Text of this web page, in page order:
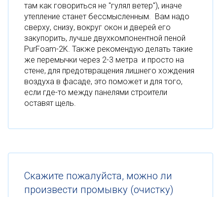
там как говориться не "гулял ветер"), иначе
утепление станет бессмысленным. Вам надо
сверху, снизу, вокруг окон и дверей его
закупорить, лучше двухкомпонентной пеной
PurFoam-2K. Также рекомендую делать такие
же перемычки через 2-3 метра и просто на
стене, для предотвращения лишнего хождения
воздуха в фасаде, это поможет и для того,
если где-то между панелями строители
оставят щель.
Скажите пожалуйста, можно ли
произвести промывку (очистку)